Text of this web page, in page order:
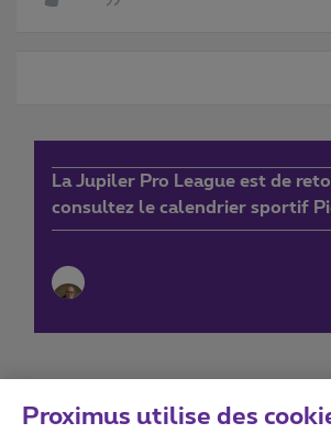
La Jupiler Pro League est de
consultez le calendrier sportif
Proximus utilise des